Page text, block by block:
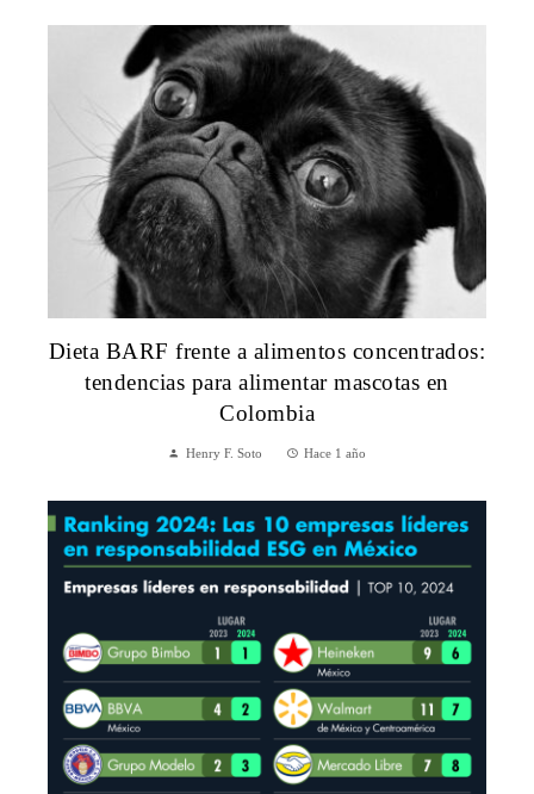
Dieta BARF frente a alimentos concentrados:
tendencias para alimentar mascotas en
Colombia
Henry F. Soto Hace 1 año